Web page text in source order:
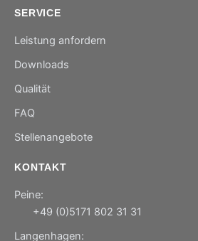
SERVICE
Leistung anfordern
Downloads
Qualität
FAQ
Stellenangebote
KONTAKT
Peine:
+49 (0)5171 802 31 31
Langenhagen: